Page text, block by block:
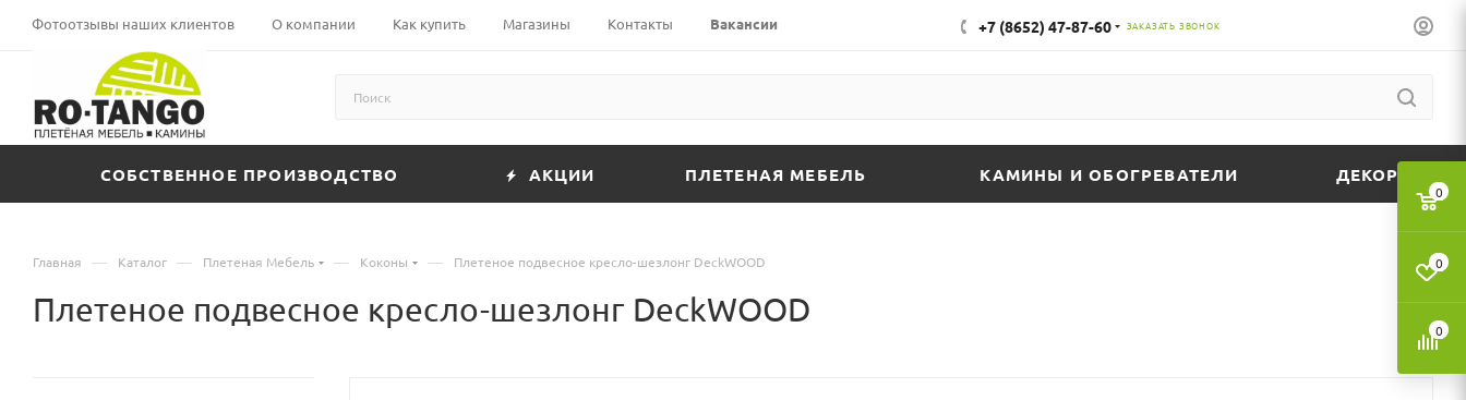
Фотоотзывы наших клиентов О компании Как купить Магазины Контакты Вакансии +7 (8652) 47-87-60 ЗАКАЗАТЬ ЗВОНОК
СОБСТВЕННОЕ ПРОИЗВОДСТВО АКЦИИ ПЛЕТЕНАЯ МЕБЕЛЬ КАМИНЫ И ОБОГРЕВАТЕЛИ ДЕКОР
Главная — Каталог — Плетеная Мебель — Коконы — Плетеное подвесное кресло-шезлонг DeckWOOD
Плетеное подвесное кресло-шезлонг DeckWOOD
0
0
0